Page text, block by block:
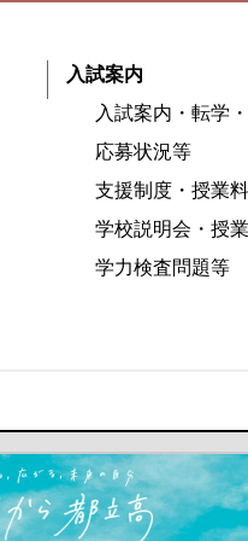
入試案内
入試案内・転学
応募状況等
支援制度・授業
学校説明会・授
学力検査問題等